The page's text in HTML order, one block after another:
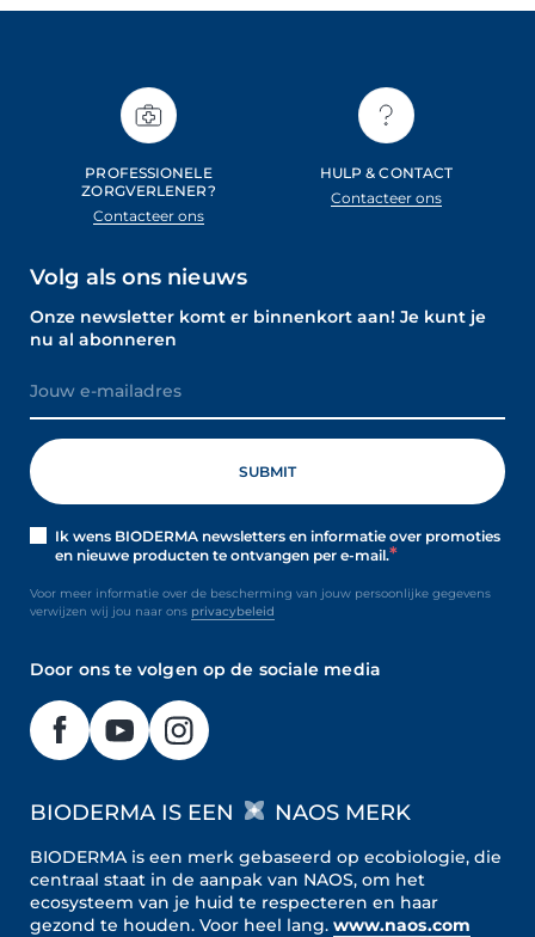
PROFESSIONELE
ZORGVERLENER?
Contacteer ons
HULP & CONTACT
Contacteer ons
Volg als ons nieuws
Onze newsletter komt er binnenkort aan! Je kunt je
nu al abonneren
Ik wens BIODERMA newsletters en informatie over promoties
en nieuwe producten te ontvangen per e-mail.
Voor meer informatie over de bescherming van jouw persoonlijke gegevens
verwijzen wij jou naar ons privacybeleid
Door ons te volgen op de sociale media
BIODERMA IS EEN NAOS MERK
BIODERMA is een merk gebaseerd op ecobiologie, die
centraal staat in de aanpak van NAOS, om het
ecosysteem van je huid te respecteren en haar
gezond te houden. Voor heel lang. www.naos.com